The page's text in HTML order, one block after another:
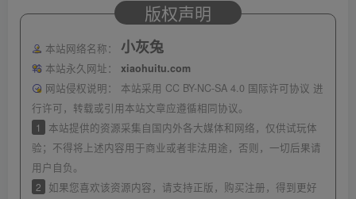
版权声明
本站网络名称： 小灰兔
本站永久网址：
xiaohuitu.com
网站侵权说明：
本站采用 CC BY-NC-SA 4.0 国际许可协议 进
行许可，转载或引用本站文章应遵循相同协议。
1
本站提供的资源采集自国内外各大媒体和网络，仅供试玩体
验；不得将上述内容用于商业或者非法用途，否则，一切后果请
用户自负。
2
如果您喜欢该资源内容，请支持正版，购买注册，得到更好